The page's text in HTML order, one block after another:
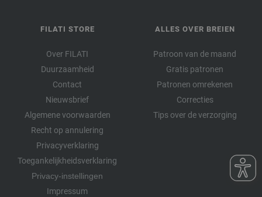
FILATI STORE
Over FILATI
Duurzaamheid
Contact
Nieuwsbrief
Algemene voorwaarden
Recht op annulering
Privacyverklaring
Toegankelijkheidsverklaring
Privacy-instellingen
Impressum
ALLES OVER BREIEN
Patroon van de maand
Gratis patronen
Patronen omrekenen
Correcties
Tips over de verzorging